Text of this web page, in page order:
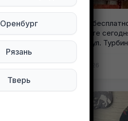
Оренбург
Отдам
заберете
маяке, ул.
05.08.2026
Оренбург
Рязань
Тверь